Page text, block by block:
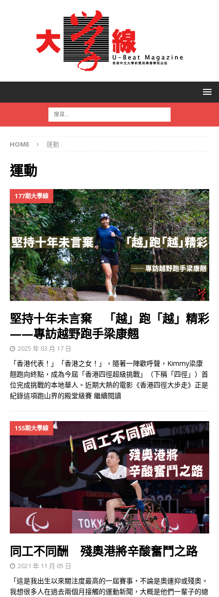
HOME 運動
運動
177期大學線
堅持十年未言棄 「越」跑「越」精彩
——專訪越野跑手梁康翹
2025 年 03 月 17 日
「香港代表！」「香港之女！」，隨著一陣歡呼聲，Kimmy梁康
翹跑向終點，成為今屆「香港四徑超級挑戰」（下稱「四徑」）首
位完成挑戰的本地華人。近期大熱的電影《香港四徑大步走》正是
紀錄這項跑山界的殿堂級賽 繼續閱讀
155期大學線
同工不同酬 殘奧港將辛酸奮鬥之路
2021 年 11 月 05 日
「這是我出生以來關注度最高的一屆賽事，不論是奧運抑或殘奧。
我想很多人在過去兩個月接觸的運動新聞，大概是他們一輩子的總